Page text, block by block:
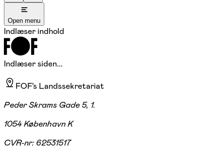
Open menu
Indlæser indhold
Indlæser siden...
FOF's Landssekretariat
Peder Skrams Gade 5, 1.
1054 København K
CVR-nr: 62531517